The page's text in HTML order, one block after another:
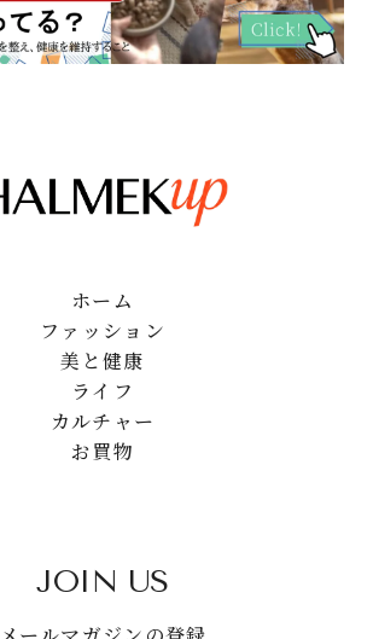
ホーム
ファッション
美と健康
ライフ
カルチャー
お買物
JOIN US